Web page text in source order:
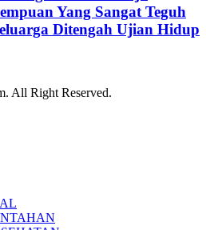
Yang Sangat Teguh
Ditengah Ujian Hidup
All Right Reserved.